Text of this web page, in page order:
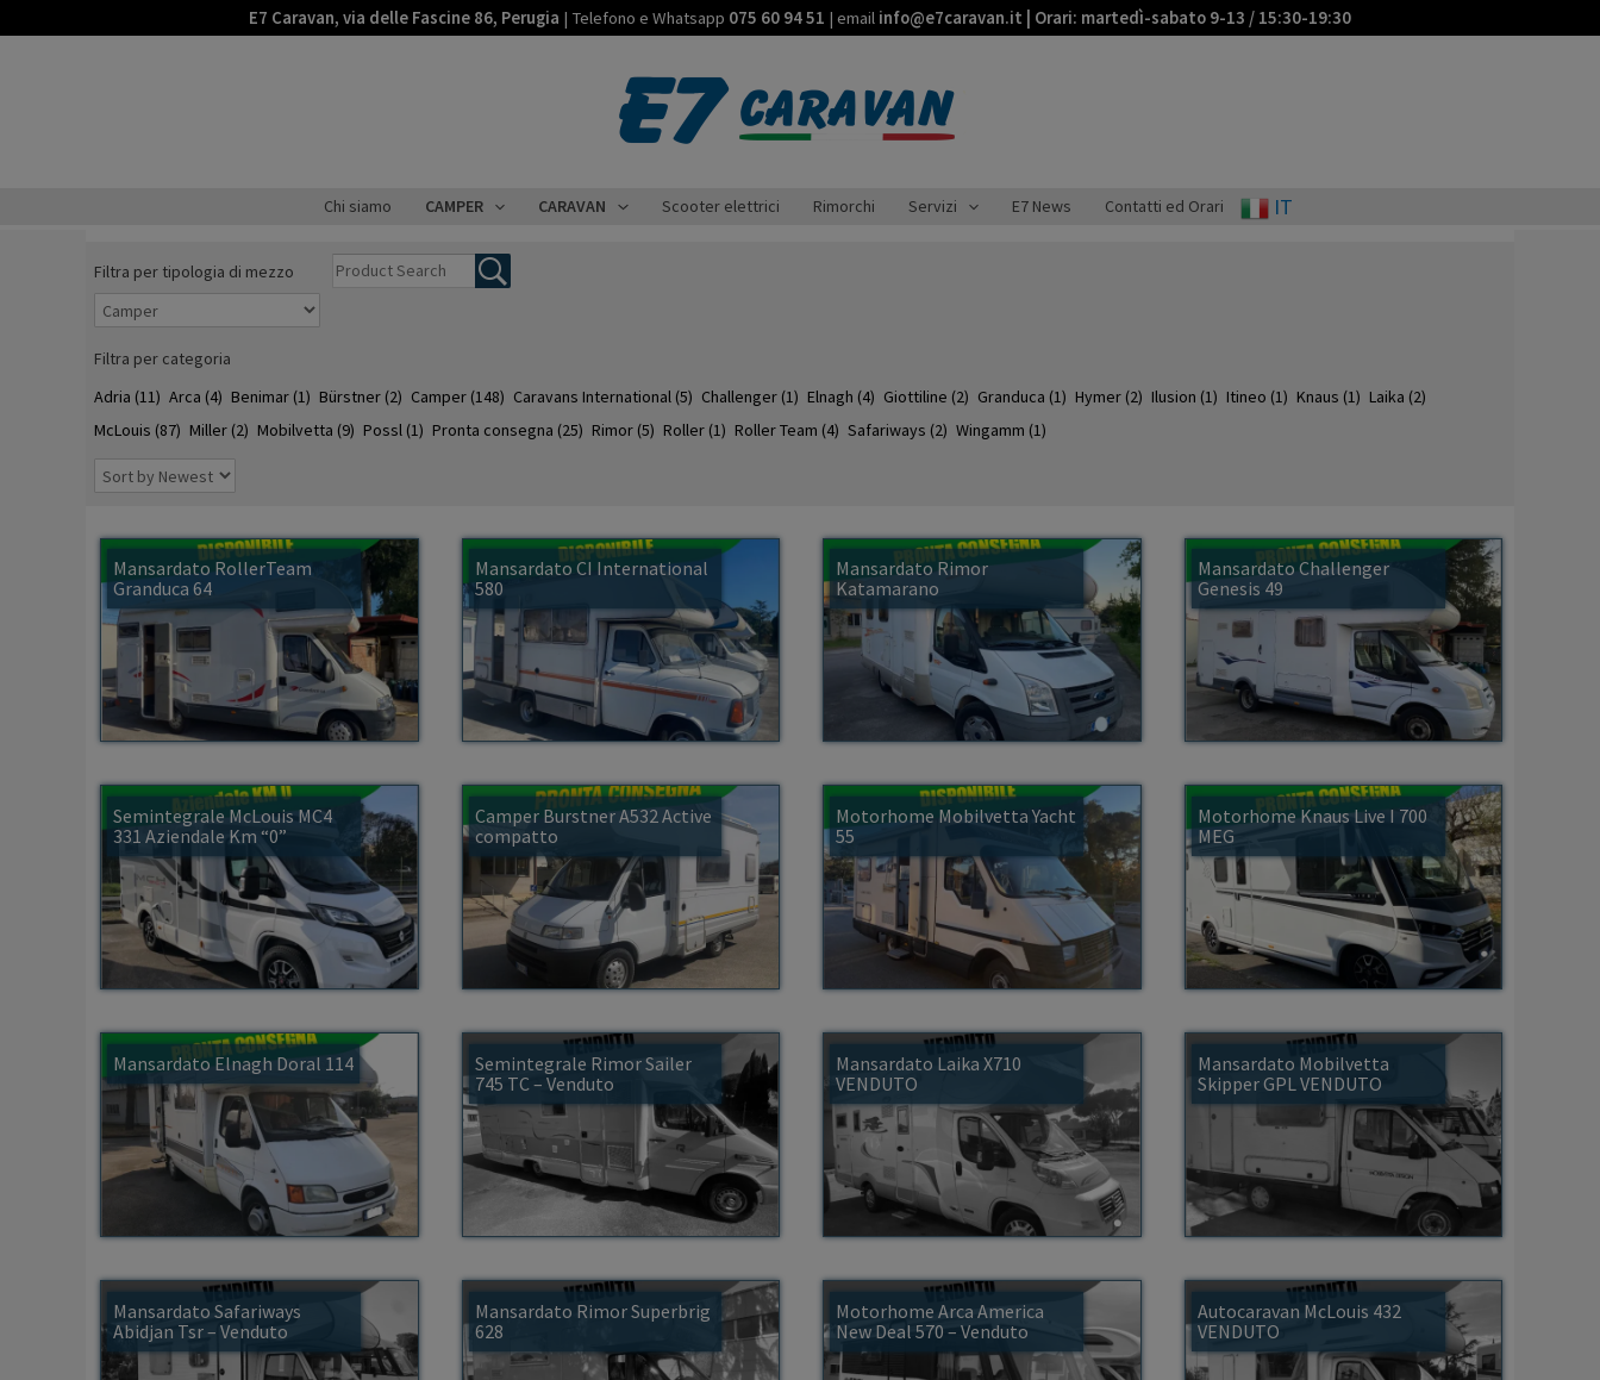
E7 Caravan, via delle Fascine 86, Perugia | Telefono e Whatsapp 075 60 94 51 | email info@e7caravan.it | Orari: martedì-sabato 9-13 / 15:30-19:30
Chi siamo CAMPER CARAVAN Scooter elettrici Rimorchi Servizi E7 News Contatti ed Orari IT
Filtra per tipologia di mezzo
Filtra per categoria
Adria (11) Arca (4) Benimar (1) Bürstner (2) Camper (148) Caravans International (5) Challenger (1) Elnagh (4) Giottiline (2) Granduca (1) Hymer (2) Ilusion (1) Itineo (1) Knaus (1) Laika (2)
McLouis (87) Miller (2) Mobilvetta (9) Possl (1) Pronta consegna (25) Rimor (5) Roller (1) Roller Team (4) Safariways (2) Wingamm (1)
Mansardato RollerTeam
Granduca 64
Mansardato CI International
580
Mansardato Rimor
Katamarano
Mansardato Challenger
Genesis 49
Semintegrale McLouis MC4
331 Aziendale Km “0”
Camper Burstner A532 Active
compatto
Motorhome Mobilvetta Yacht
55
Motorhome Knaus Live I 700
MEG
Mansardato Elnagh Doral 114
Semintegrale Rimor Sailer
745 TC – Venduto
Mansardato Laika X710
VENDUTO
Mansardato Mobilvetta
Skipper GPL VENDUTO
Mansardato Safariways
Abidjan Tsr – Venduto
Mansardato Rimor Superbrig
628
Motorhome Arca America
New Deal 570 – Venduto
Autocaravan McLouis 432
VENDUTO